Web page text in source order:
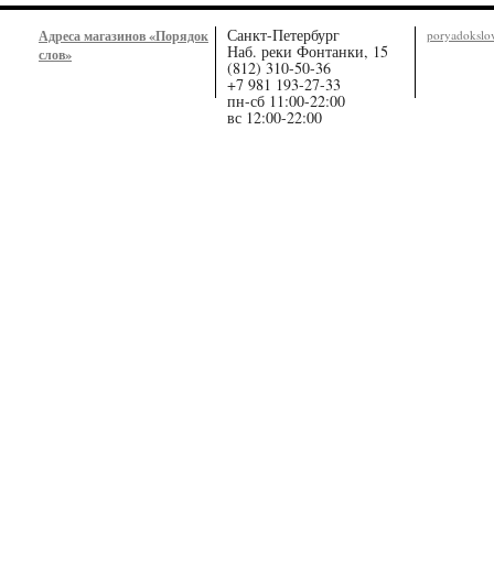
Адреса магазинов «Порядок
слов»
Санкт-Петербург
Наб. реки Фонтанки, 15
(812) 310-50-36
+7 981 193-27-33
пн-сб 11:00-22:00
вс 12:00-22:00